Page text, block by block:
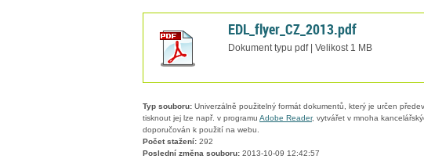
EDL_flyer_CZ_2013.pdf
Dokument typu pdf | Velikost 1 MB
Typ souboru: Univerzálně použitelný formát dokumentů, který je určen
tisknout jej lze např. v programu Adobe Reader, vytvářet v mnoha
doporučován k použití na webu.
Počet stažení: 292
Poslední změna souboru: 2013-10-09 12:42:57